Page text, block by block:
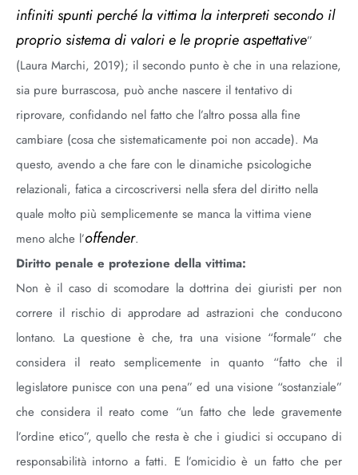
infiniti spunti perché la vittima la interpreti secondo il
proprio sistema di valori e le proprie aspettative”
(Laura Marchi, 2019); il secondo punto è che in una relazione,
sia pure burrascosa, può anche nascere il tentativo di
riprovare, confidando nel fatto che l’altro possa alla fine
cambiare (cosa che sistematicamente poi non accade). Ma
questo, avendo a che fare con le dinamiche psicologiche
relazionali, fatica a circoscriversi nella sfera del diritto nella
quale molto più semplicemente se manca la vittima viene
meno alche l’offender.
Diritto penale e protezione della vittima:
Non è il caso di scomodare la dottrina dei giuristi per non
correre il rischio di approdare ad astrazioni che conducono
lontano. La questione è che, tra una visione “formale” che
considera il reato semplicemente in quanto “fatto che il
legislatore punisce con una pena” ed una visione “sostanziale”
che considera il reato come “un fatto che lede gravemente
l’ordine etico”, quello che resta è che i giudici si occupano di
responsabilità intorno a fatti. E l’omicidio è un fatto che per